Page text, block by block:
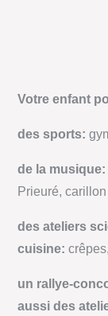
Votre enfant
des sports:
de la musique:
Prieuré,
des ateliers
cuisine:
un rallye-
aussi des a